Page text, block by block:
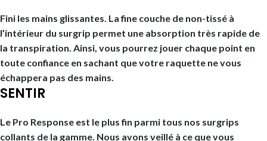
Fini les mains glissantes. La fine couche de non-tissé à
l’intérieur du surgrip permet une absorption très rapide de
la transpiration. Ainsi, vous pourrez jouer chaque point en
toute confiance en sachant que votre raquette ne vous
échappera pas des mains.
SENTIR
Le Pro Response est le plus fin parmi tous nos surgrips
collants de la gamme. Nous avons veillé à ce que vous